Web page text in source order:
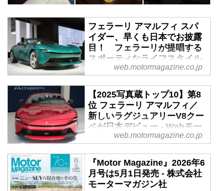
フェラーリ アマルフィ スパ
イダー、早くも日本でお披露
目！ フェラーリが提唱する
スポーティなライフスタイル
の象徴 - Webモーターマガジ
2026年3月24日、フェラーリ ジャ
パンはグランドツアラーであるア
マルフィのオープンモデル、「ア
マルフィ スパイダー（Ferrari
Amalfi Spider）」を日本初公開し
web.motormagazine.co.jp
【2025写真蔵トップ10】第8
位 フェラーリ アマルフィ／
新しいラグジュアリーV8クー
ペが日本デビュー - Webモー
ターマガジン
Webモーターマガジン年末年始恒
例のスペシャル企画、2025年1月
1日〜12月21日に紹介した「写真
蔵」から人気の高かったモデルの
web.motormagazine.co.jp
『Motor Magazine』2026年6
月号は5月1日発売 - 株式会社
モーターマガジン社